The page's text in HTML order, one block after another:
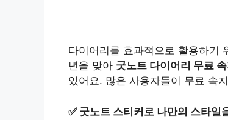
다이어리를 효과적으로 활용하기
년을 맞아 굿노트 다이어리 무료
있어요. 많은 사용자들이 무료 속
✅ 굿노트 스티커로 나만의 스타일